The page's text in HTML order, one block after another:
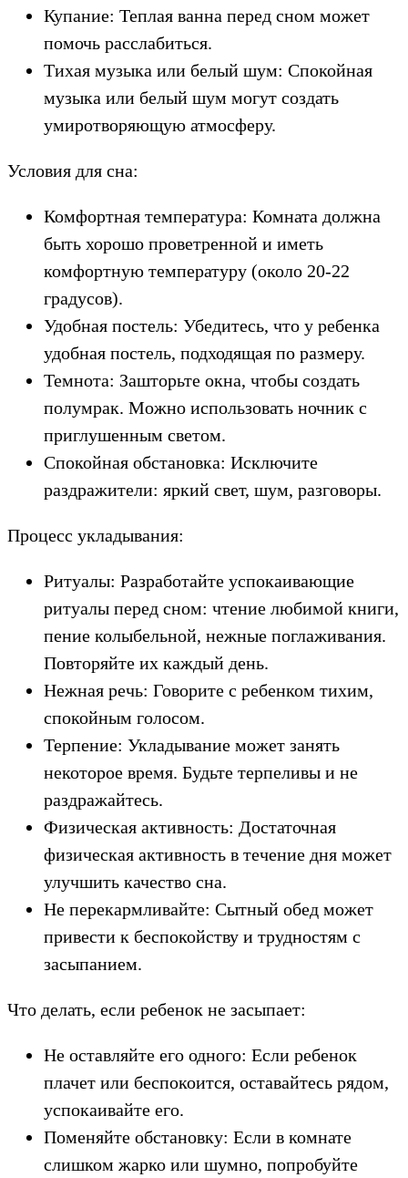
Купание: Теплая ванна перед сном может
помочь расслабиться.
Тихая музыка или белый шум: Спокойная
музыка или белый шум могут создать
умиротворяющую атмосферу.
Условия для сна:
Комфортная температура: Комната должна
быть хорошо проветренной и иметь
комфортную температуру (около 20-22
градусов).
Удобная постель: Убедитесь, что у ребенка
удобная постель, подходящая по размеру.
Темнота: Зашторьте окна, чтобы создать
полумрак. Можно использовать ночник с
приглушенным светом.
Спокойная обстановка: Исключите
раздражители: яркий свет, шум, разговоры.
Процесс укладывания:
Ритуалы: Разработайте успокаивающие
ритуалы перед сном: чтение любимой книги,
пение колыбельной, нежные поглаживания.
Повторяйте их каждый день.
Нежная речь: Говорите с ребенком тихим,
спокойным голосом.
Терпение: Укладывание может занять
некоторое время. Будьте терпеливы и не
раздражайтесь.
Физическая активность: Достаточная
физическая активность в течение дня может
улучшить качество сна.
Не перекармливайте: Сытный обед может
привести к беспокойству и трудностям с
засыпанием.
Что делать, если ребенок не засыпает:
Не оставляйте его одного: Если ребенок
плачет или беспокоится, оставайтесь рядом,
успокаивайте его.
Поменяйте обстановку: Если в комнате
слишком жарко или шумно, попробуйте